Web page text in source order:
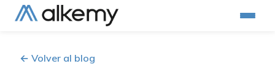
← Volver al blog